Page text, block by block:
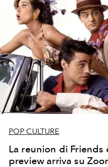
POP CULTURE
La reunion di Friends
preview arriva su